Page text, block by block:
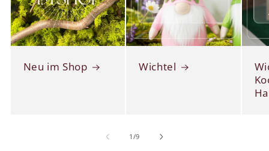
Neu im Shop Wichtel
1 /von
9